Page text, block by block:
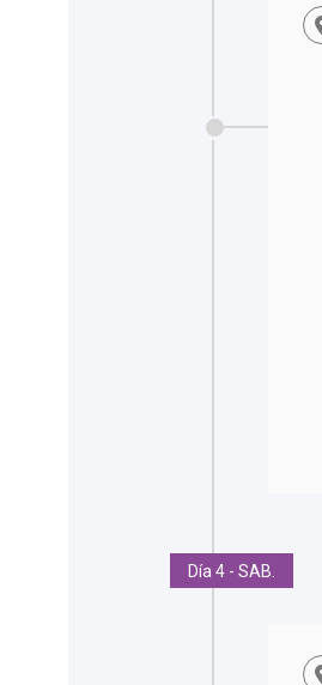
Día 4 - SAB.